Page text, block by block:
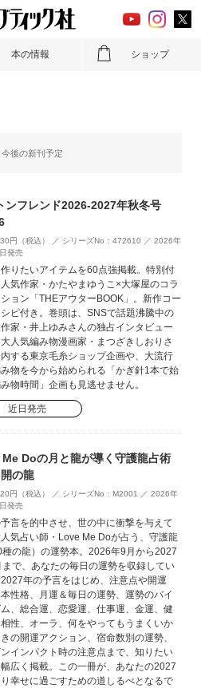
本の情報 ショップ
今後の新刊予定
ンフレンド2026-2027年秋冬号
円（税込） ／ シリーズNo：472610 ／ 2026年
発売
りたいアイテムを60点強掲載。特別付
気作家・かたやまゆうこ×大塚屋のコラ
ョン「THEアウターBOOK」。新作コー
シピ付き。巻頭は、SNSで話題沸騰中の
家・井上ゆみさんの独占インタビュー
人気編み物漫画家・まつざきしおりさ
する東京毛糸ショップ企画や、大流行
物を今から始められる「かぎ針1本で始
物時間」企画も見逃せません。
近日発売
Doの月と龍が導く守護龍占術
の龍
円（税込） ／ シリーズNo：M2001 ／ 2026年
発売
言を的中させ、世の中に衝撃を与えて
人気占い師・Love Me Doが占う、守護龍
種の龍）の運勢本。2026年9月から2027
で、あなたの毎日の運勢を収録してい
2027年の予言をはじめ、注意点や開運
性格、月運＆毎日の運勢、運勢のバイ
、総合運、恋愛運、仕事運、金運、健
性、オーラ、何をやってもうまくいか
の開運アクション、宿命数別の運勢、
ンインパクト時の注意点まで、知りたい
広く掲載。この一冊が、あなたの2027
幸せに過ごすための道しるべとなるで